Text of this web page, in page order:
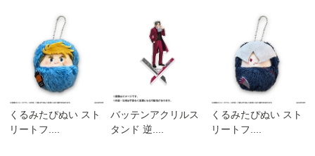
くるみたぴぬい スト
リートフ....
バッテンアクリルス
タンド 逆....
くるみたぴぬい スト
リートフ....